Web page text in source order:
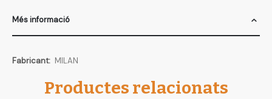
Més informació
Més
MILAN
Productes relacionats